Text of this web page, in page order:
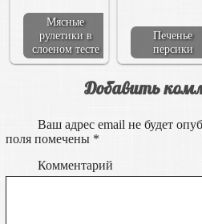
Мясные
рулетики в
слоеном тесте
Печенье
персики
Добавить
Ваш адрес email не будет
поля помечены *
Комментарий